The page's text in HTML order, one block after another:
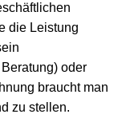
die Leistung
oder
braucht man
zu stellen.